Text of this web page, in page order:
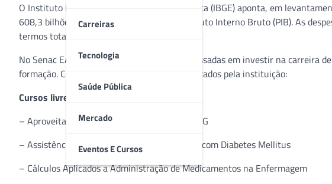
Carreiras
Tecnologia
Saúde Pública
Mercado
Eventos E Cursos
O Instituto Brasileiro de Geografia e Estatística (IBGE) aponta, em
608,3 bilhões, o que representa 9,2% do Produto Interno Bruto (PIB). As
termos totais significou R$ 103,5 bilhões.
No Senac EAD, profissionais e pessoas interessadas em investir na carreira
formação. Confira a lista de cursos disponibilizados pela instituição:
Cursos livres:
– Aproveitamento Integral de Alimentos – PSG
– Assistência na Atenção Integral ao Usuário com Diabetes Mellitus
– Cálculos Aplicados a Administração de Medicamentos na Enfermagem